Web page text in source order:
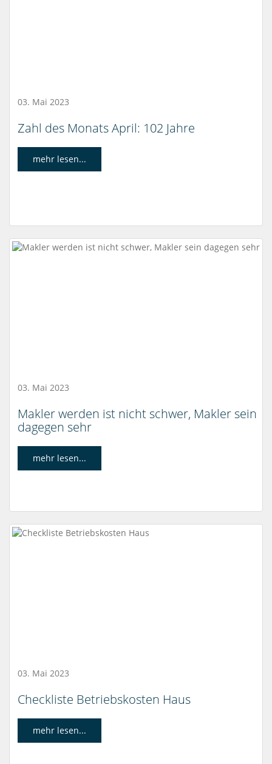
03. Mai 2023
Zahl des Monats April: 102 Jahre
mehr lesen...
03. Mai 2023
Makler werden ist nicht schwer, Makler sein
dagegen sehr
mehr lesen...
03. Mai 2023
Checkliste Betriebskosten Haus
mehr lesen...